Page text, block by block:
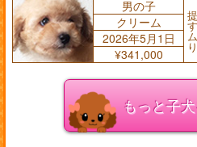
男の子
クリーム
2026年5月1日
¥341,000
もっと子